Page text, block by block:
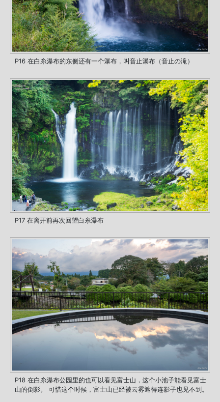
P16 在白糸瀑布的东侧还有一个瀑布，叫音止瀑布（音止の滝）
P17 在离开前再次回望白糸瀑布
P18 在白糸瀑布公园里的也可以看见富士山，这个小池子能看见富士
山的倒影。 可惜这个时候，富士山已经被云雾遮得连影子也见不到。